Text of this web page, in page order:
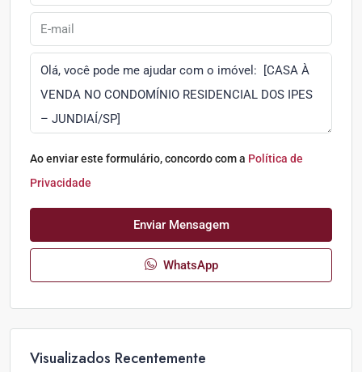
Ao enviar este formulário, concordo com a Política de
Privacidade
Enviar Mensagem
WhatsApp
Visualizados Recentemente